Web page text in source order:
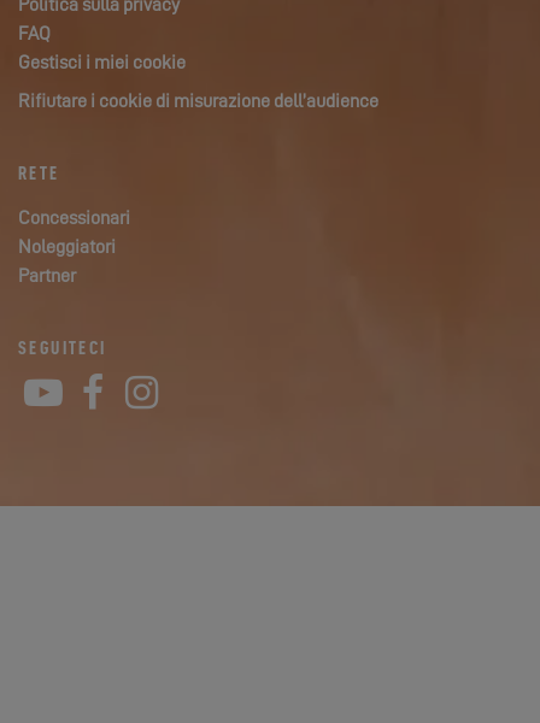
Politica sulla privacy
FAQ
Gestisci i miei cookie
Rifiutare i cookie di misurazione dell’audience
RETE
Concessionari
Noleggiatori
Partner
SEGUITECI
YouTube
Facebook
Instagram